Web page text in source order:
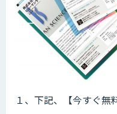
１、下記、【今すぐ無